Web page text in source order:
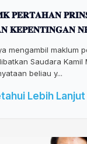
𝐏𝐄𝐑𝐓𝐀𝐇𝐀𝐍
𝐊𝐄𝐏𝐄𝐍𝐓𝐈𝐍𝐆𝐀𝐍
mengambil maklum
Saudara Kamil
beliau y...
Lebih Lanjut